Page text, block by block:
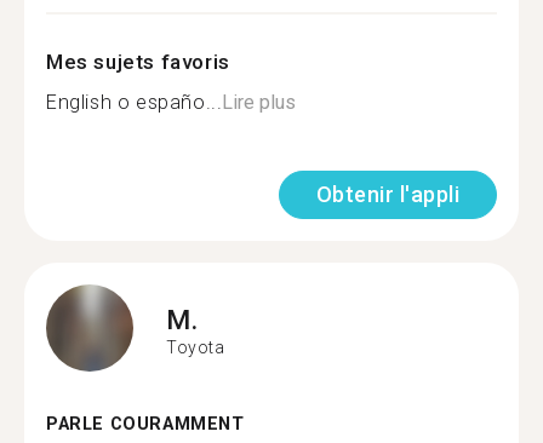
Mes sujets favoris
English o españo...Lire plus
Obtenir l'appli
M.
Toyota
PARLE COURAMMENT